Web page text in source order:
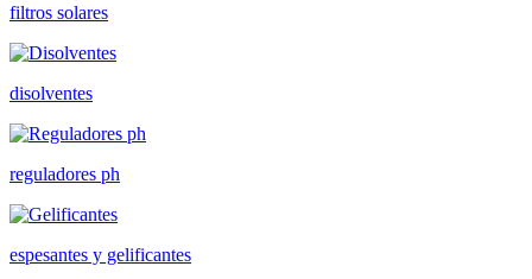
filtros solares
disolventes
reguladores ph
espesantes y gelificantes